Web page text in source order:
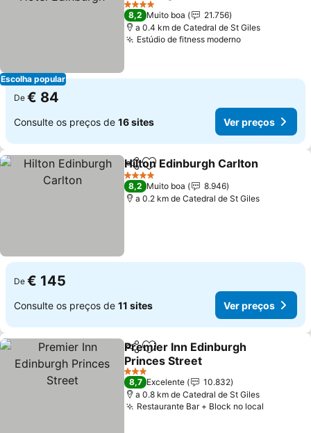
Escolha popular
4 Estrelas
8,2 Muito boa
21.756
a 0.4 km de Catedral de St Giles
Estúdio de fitness moderno
De € 84
Consulte os preços de 16 sites Ver preços
PartilharAdicionar aos favoritos
Hilton Edinburgh Carlton
4 Estrelas
8,2 Muito boa
8.946
a 0.2 km de Catedral de St Giles
De € 145
Consulte os preços de 11 sites Ver preços
PartilharAdicionar aos favoritos
Premier Inn Edinburgh
Princes Street
3 Estrelas
8,7 Excelente
10.832
a 0.8 km de Catedral de St Giles
Restaurante Bar + Block no local